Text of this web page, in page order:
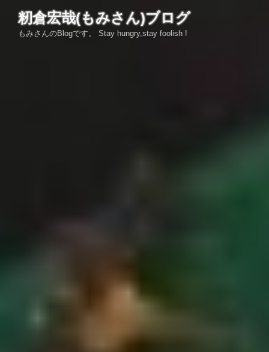
籾倉宏哉(もみさん)ブログ
もみさんのBlogです。 Stay hungry,stay foolish !